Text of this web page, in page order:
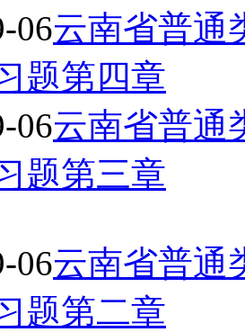
06云南省普通
题第四章
06云南省普通
题第三章
06云南省普通
题第二章